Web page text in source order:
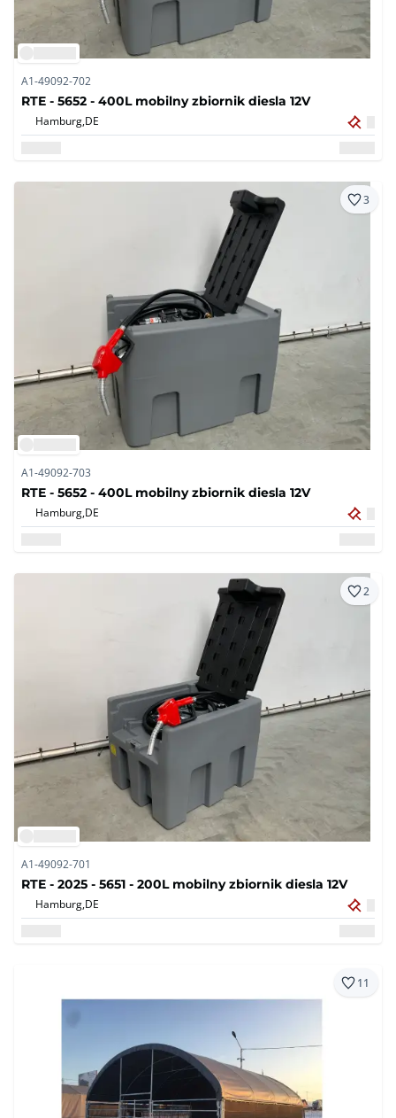
A1-49092-702
RTE - 5652 - 400L mobilny zbiornik diesla 12V
Hamburg,DE
3
A1-49092-703
RTE - 5652 - 400L mobilny zbiornik diesla 12V
Hamburg,DE
2
A1-49092-701
RTE - 2025 - 5651 - 200L mobilny zbiornik diesla 12V
Hamburg,DE
11